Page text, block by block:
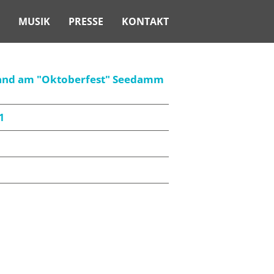
MUSIK PRESSE KONTAKT
am "Oktoberfest" Seedamm